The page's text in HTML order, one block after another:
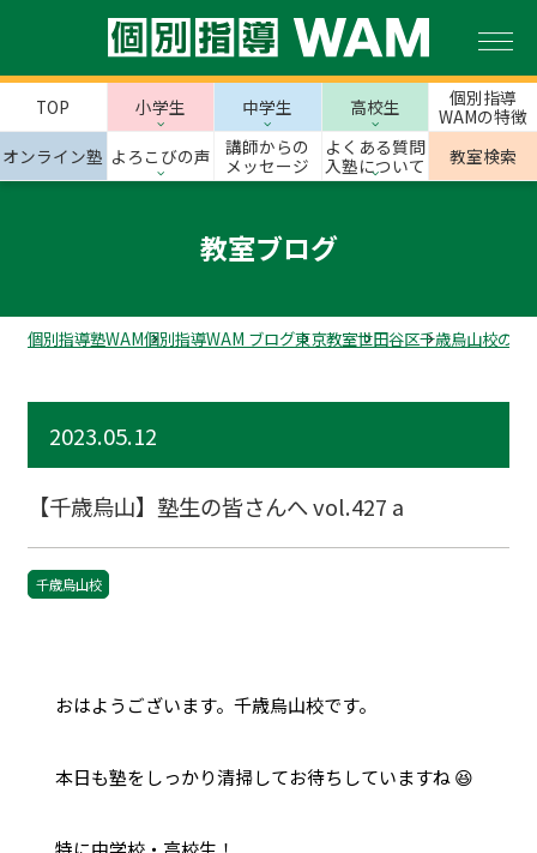
TOP 小学生 中学生 高校生
個別指導
WAMの特徴
オンライン塾 よろこびの声
講師からの
メッセージ
よくある質問
入塾について
教室検索
教室ブログ
個別指導塾WAM個別指導WAM ブログ東京教室世田谷区千歳烏山校のス
2023.05.12
【千歳烏山】塾生の皆さんへ vol.427 a
千歳烏山校
おはようございます。千歳烏山校です。
本日も塾をしっかり清掃してお待ちしていますね 😆